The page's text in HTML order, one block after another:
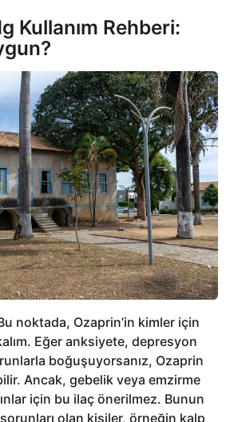
Kullanım Rehberi:
noktada, Ozaprin’in kimler için
Eğer anksiyete, depresyon
boğuşuyorsanız, Ozaprin
Ancak, gebelik veya emzirme
için bu ilaç önerilmez. Bunun
sorunları olan kişiler, örneğin kalp